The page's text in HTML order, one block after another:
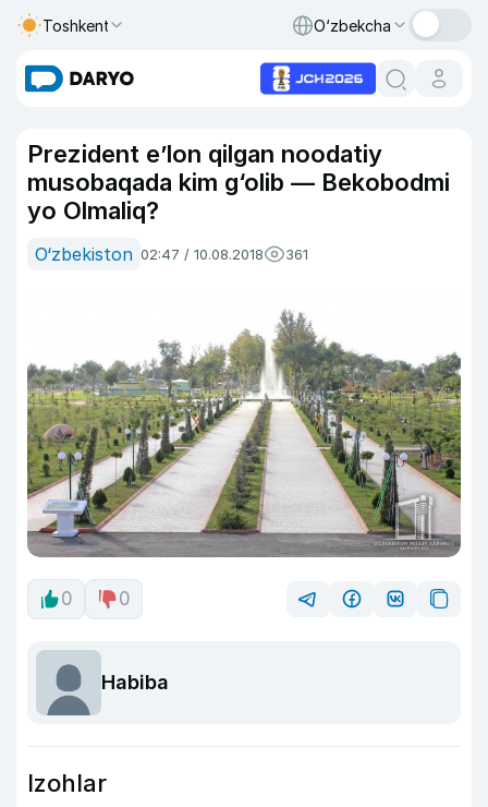
Toshkent O‘zbekcha
Prezident e’lon qilgan noodatiy
musobaqada kim g‘olib — Bekobodmi
yo Olmaliq?
O‘zbekiston 02:47 / 10.08.2018 361
0 0
Habiba
Izohlar